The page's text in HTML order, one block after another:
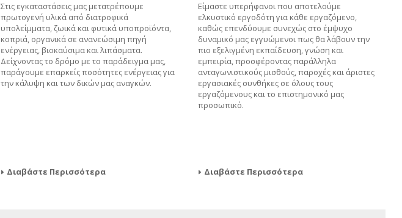
Στις εγκαταστάσεις μας μετατρέπουμε
πρωτογενή υλικά από διατροφικά
υπολείμματα, ζωικά και φυτικά υποπροϊόντα,
κοπριά, οργανικά σε ανανεώσιμη πηγή
ενέργειας, βιοκαύσιμα και λιπάσματα.
Δείχνοντας το δρόμο με το παράδειγμα μας,
παράγουμε επαρκείς ποσότητες ενέργειας για
την κάλυψη και των δικών μας αναγκών.
Διαβάστε Περισσότερα
Είμαστε υπερήφανοι που αποτελούμε
ελκυστικό εργοδότη για κάθε εργαζόμενο,
καθώς επενδύουμε συνεχώς στο έμψυχο
δυναμικό μας εγγυώμενοι πως θα λάβουν την
πιο εξελιγμένη εκπαίδευση, γνώση και
εμπειρία, προσφέροντας παράλληλα
ανταγωνιστικούς μισθούς, παροχές και άριστες
εργασιακές συνθήκες σε όλους τους
εργαζόμενους και το επιστημονικό μας
προσωπικό.
Διαβάστε Περισσότερα